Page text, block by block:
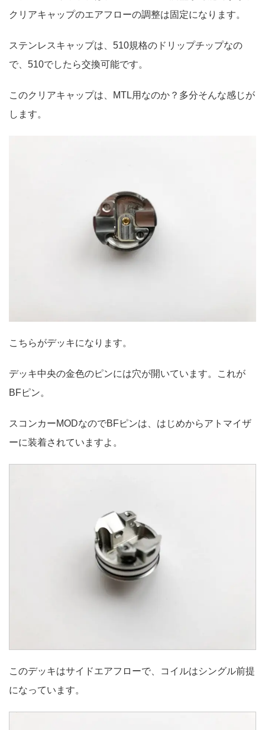
クリアキャップのエアフローの調整は固定になります。
ステンレスキャップは、510規格のドリップチップなの
で、510でしたら交換可能です。
このクリアキャップは、MTL用なのか？多分そんな感じが
します。
こちらがデッキになります。
デッキ中央の金色のピンには穴が開いています。これが
BFピン。
スコンカーMODなのでBFピンは、はじめからアトマイザ
ーに装着されていますよ。
このデッキはサイドエアフローで、コイルはシングル前提
になっています。